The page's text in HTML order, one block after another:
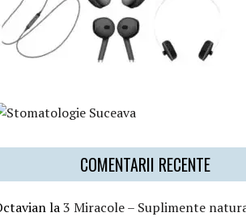
COMENTARII RECENTE
la3 Miracole – Suplimente